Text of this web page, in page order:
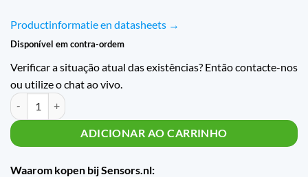
Productinformatie en datasheets →
Disponível em contra-ordem
Verificar a situação atual das existências? Então contacte-nos
ou utilize o chat ao vivo.
Trafag Railway druktransmitter NAR-8258 met 4-20 mA of PNP
ADICIONAR AO CARRINHO
Waarom kopen bij Sensors.nl: